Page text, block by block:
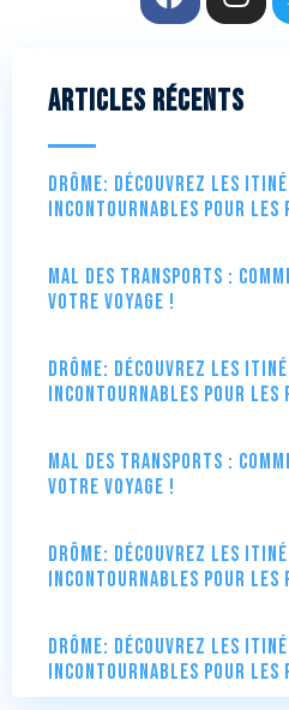
Articles récents
Drôme: Découvrez les
incontournables pour les
Mal des transports :
votre voyage !
Drôme: Découvrez les
incontournables pour les
Mal des transports :
votre voyage !
Drôme: Découvrez les
incontournables pour les
Drôme: Découvrez les
incontournables pour les